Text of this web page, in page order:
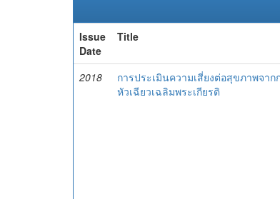
Issue
Date
Title
2018
การประเมินความเสี่ยงต่อสุขภาพจ
หัวเฉียวเฉลิมพระเกียรติ